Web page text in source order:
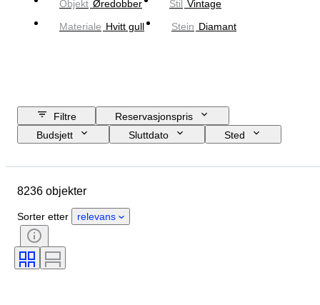
Objekt Øredobber Stil Vintage
Materiale Hvitt gull Stein Diamant
Filtre
Reservasjonspris
Budsjett
Sluttdato
Sted
Kjønn
Sertifisering
Snitt
Klarhet
Eksakt farge
Edelsten transparent
8236 objekter
Sorter etter relevans